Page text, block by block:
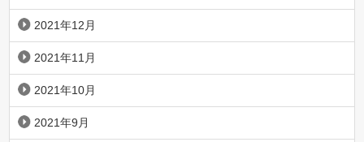
2021年12月
2021年11月
2021年10月
2021年9月